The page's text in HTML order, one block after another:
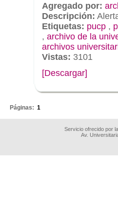
Agregado por:
Descripción:
Etiquetas: pucp ,
, archivo de la
archivos
Vistas: 3101
[Descargar]
Páginas: 1
Servicio ofrecido por
Av.